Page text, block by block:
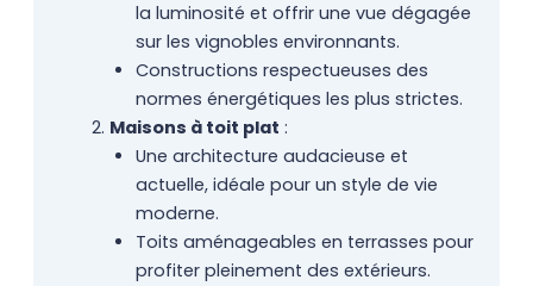
la luminosité et offrir une vue dégagée
sur les vignobles environnants.
Constructions respectueuses des
normes énergétiques les plus strictes.
Maisons à toit plat :
Une architecture audacieuse et
actuelle, idéale pour un style de vie
moderne.
Toits aménageables en terrasses pour
profiter pleinement des extérieurs.